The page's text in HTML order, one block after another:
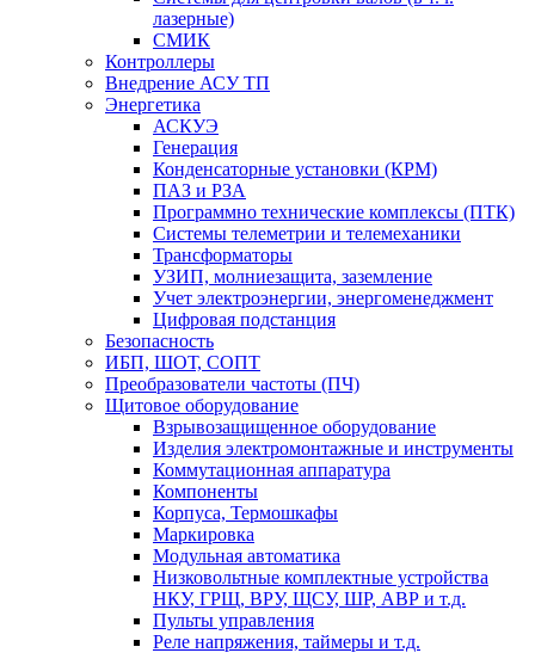
лазерные)
СМИК
Контроллеры
Внедрение АСУ ТП
Энергетика
АСКУЭ
Генерация
Конденсаторные установки (КРМ)
ПАЗ и РЗА
Программно технические комплексы (ПТК)
Системы телеметрии и телемеханики
Трансформаторы
УЗИП, молниезащита, заземление
Учет электроэнергии, энергоменеджмент
Цифровая подстанция
Безопасность
ИБП, ШОТ, СОПТ
Преобразователи частоты (ПЧ)
Щитовое оборудование
Взрывозащищенное оборудование
Изделия электромонтажные и инструменты
Коммутационная аппаратура
Компоненты
Корпуса, Термошкафы
Маркировка
Модульная автоматика
Низковольтные комплектные устройства
НКУ, ГРЩ, ВРУ, ЩСУ, ШР, АВР и т.д.
Пульты управления
Реле напряжения, таймеры и т.д.